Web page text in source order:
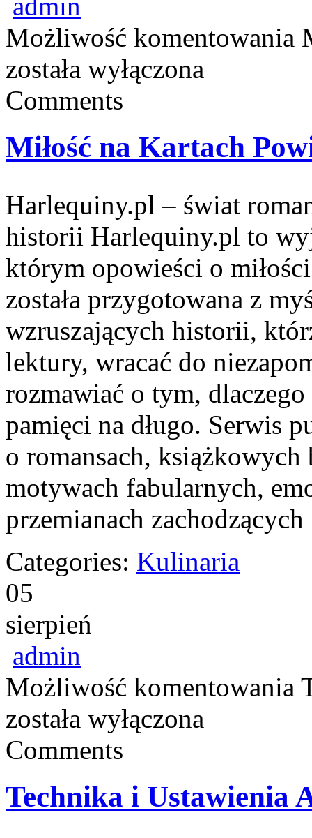
admin
Możliwość komentowania
została wyłączona
Comments
Miłość na Kartach
Harlequiny.pl – świat
historii Harlequiny.pl to
którym opowieści o
została przygotowana z
wzruszających historii,
lektury, wracać do
rozmawiać o tym,
pamięci na długo. Serwis
o romansach,
motywach fabularnych,
przemianach
Categories: Kulinaria
05
sierpień
admin
Możliwość komentowania
została wyłączona
Comments
Technika i Ustawienia